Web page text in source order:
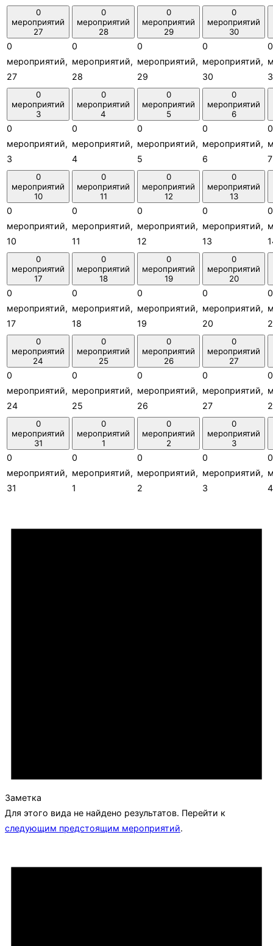
0
мероприятий
27
0
мероприятий,
27
0
мероприятий
28
0
мероприятий,
28
0
мероприятий
29
0
мероприятий,
29
0
мероприятий
30
0
мероприятий,
30
0
0
мероприятий
3
0
мероприятий,
3
0
мероприятий
4
0
мероприятий,
4
0
мероприятий
5
0
мероприятий,
5
0
мероприятий
6
0
мероприятий,
6
0
7
0
мероприятий
10
0
мероприятий,
10
0
мероприятий
11
0
мероприятий,
11
0
мероприятий
12
0
мероприятий,
12
0
мероприятий
13
0
мероприятий,
13
0
0
мероприятий
17
0
мероприятий,
17
0
мероприятий
18
0
мероприятий,
18
0
мероприятий
19
0
мероприятий,
19
0
мероприятий
20
0
мероприятий,
20
0
0
мероприятий
24
0
мероприятий,
24
0
мероприятий
25
0
мероприятий,
25
0
мероприятий
26
0
мероприятий,
26
0
мероприятий
27
0
мероприятий,
27
0
0
мероприятий
31
0
мероприятий,
31
0
мероприятий
1
0
мероприятий,
1
0
мероприятий
2
0
мероприятий,
2
0
мероприятий
3
0
мероприятий,
3
0
4
Заметка
Для этого вида не найдено результатов. Перейти к
следующим предстоящим мероприятий.